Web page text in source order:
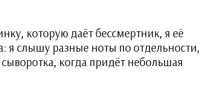
которую даёт бессмертник, я её
я слышу разные ноты по отдельности,
когда придёт небольшая